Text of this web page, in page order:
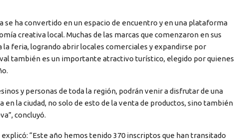
se ha convertido en un espacio de encuentro y en una plataforma
creativa local. Muchas de las marcas que comenzaron en sus
feria, logrando abrir locales comerciales y expandirse por
también es un importante atractivo turístico, elegido por quienes
y personas de toda la región, podrán venir a disfrutar de una
la ciudad, no solo de esto de la venta de productos, sino también
concluyó.
“Este año hemos tenido 370 inscriptos que han transitado